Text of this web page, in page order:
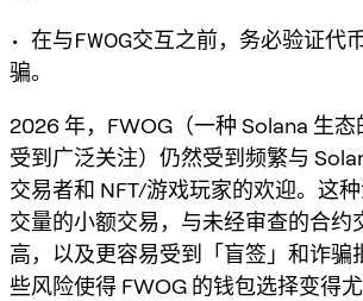
• 在与FWOG交互之前，务必验证代
骗。
2026 年，FWOG（一种 Solana 生态
受到广泛关注）仍然受到频繁与
交易者和 NFT/游戏玩家的欢迎。这
交量的小额交易，与未经审查的合约
高，以及更容易受到「盲签」和诈
些风险使得 FWOG 的钱包选择变得